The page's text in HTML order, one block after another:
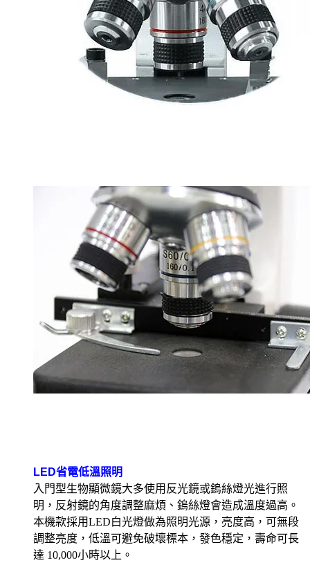
LED省電低溫照明
入門型生物顯微鏡大多使用反光鏡或鎢絲燈光進行照
明，反射鏡的角度調整麻煩、鎢絲燈會造成溫度過高。
本機款採用LED白光燈做為照明光源，亮度高，可無段
調整亮度，低溫可避免破壞標本，發色穩定，壽命可長
達 10,000小時以上。